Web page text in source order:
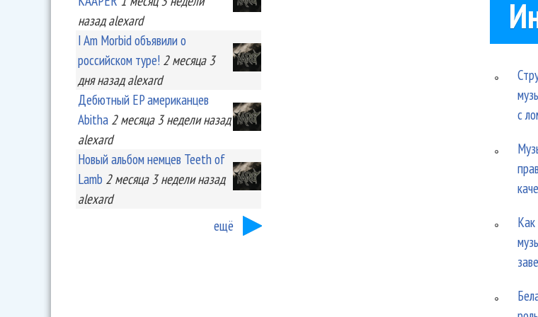
назад alexard
I Am Morbid объявили о
российском туре! 2 месяца 3
дняназад alexard
Дебютный EP американцев
Abitha 2 месяца 3 неделиназад
alexard
Новый альбом немцев Teeth of
Lamb 2 месяца 3 неделиназад
alexard
ещё
с